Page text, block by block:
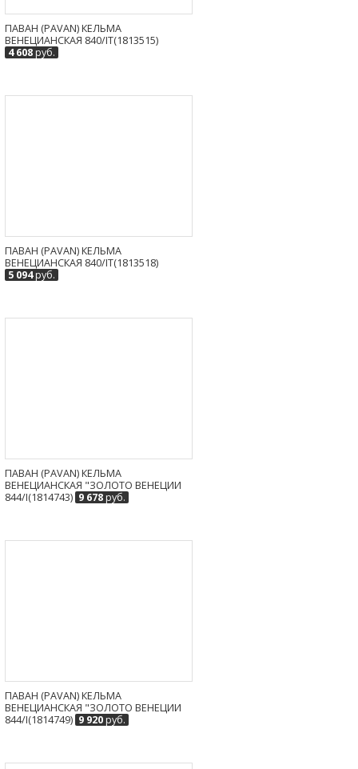
ПАВАН (PAVAN) КЕЛЬМА
ВЕНЕЦИАНСКАЯ 840/IT(1813515)
4 608руб.
ПАВАН (PAVAN) КЕЛЬМА
ВЕНЕЦИАНСКАЯ 840/IT(1813518)
5 094руб.
ПАВАН (PAVAN) КЕЛЬМА
ВЕНЕЦИАНСКАЯ "ЗОЛОТО ВЕНЕЦИИ
844/I(1814743) 9 678руб.
ПАВАН (PAVAN) КЕЛЬМА
ВЕНЕЦИАНСКАЯ "ЗОЛОТО ВЕНЕЦИИ
844/I(1814749) 9 920руб.